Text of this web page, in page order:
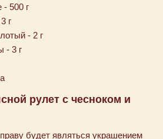
500 г
г
- 2 г
- 3 г
рулет с чесноком и
будет являться украшением